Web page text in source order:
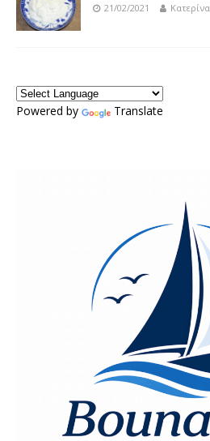
21/02/2021 Κατερίνα
Powered by Translate